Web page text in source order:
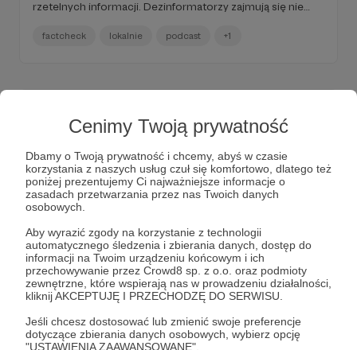
Cenimy Twoją prywatność
Dbamy o Twoją prywatność i chcemy, abyś w czasie
korzystania z naszych usług czuł się komfortowo, dlatego też
poniżej prezentujemy Ci najważniejsze informacje o
zasadach przetwarzania przez nas Twoich danych
osobowych.
Aby wyrazić zgody na korzystanie z technologii
automatycznego śledzenia i zbierania danych, dostęp do
informacji na Twoim urządzeniu końcowym i ich
przechowywanie przez Crowd8 sp. z o.o. oraz podmioty
zewnętrzne, które wspierają nas w prowadzeniu działalności,
kliknij AKCEPTUJĘ I PRZECHODZĘ DO SERWISU.
Jeśli chcesz dostosować lub zmienić swoje preferencje
dotyczące zbierania danych osobowych, wybierz opcję
"USTAWIENIA ZAAWANSOWANE".
rzetelnych informacji. Dezinformatorzy zajmują się nie
dobrze w lokalnych sprawach i starają się aktywnie na nie
wpływać. A my konsekwentnie przeciwdziałamy
factcheck lokalnie podcast +1
07.03.2025 ● Brak komentarzy
Zestaw Prawdziwych Informacji 2#64
Przyglądamy się całej Polsce – nie tylko stolicy. Rozwijamy
fact-checking lokalny, aby wszyscy mieli dostęp do
rzetelnych informacji. Wiola Myszkowska dzieli się swoją